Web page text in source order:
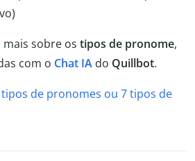
mais sobre os tipos de pronome,
com o Chat IA do Quillbot.
tipos de pronomes ou 7 tipos de